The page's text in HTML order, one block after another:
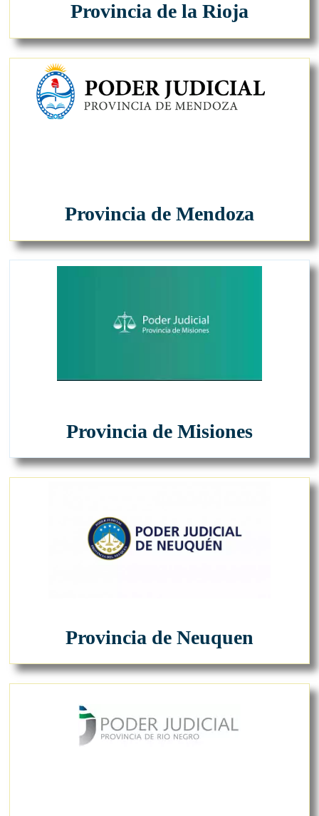
Provincia de la Rioja
Provincia de Mendoza
Provincia de Misiones
Provincia de Neuquen